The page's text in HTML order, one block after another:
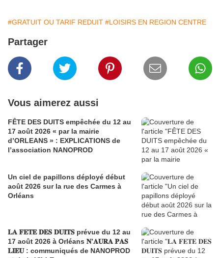
#GRATUIT OU TARIF REDUIT #LOISIRS EN REGION CENTRE
Partager
Vous aimerez aussi
FÊTE DES DUITS empêchée du 12 au
17 août 2026 « par la mairie
d’ORLEANS » : EXPLICATIONS de
l’association NANOPROD
Un ciel de papillons déployé début
août 2026 sur la rue des Carmes à
Orléans
𝐋𝐀 𝐅𝐄𝐓𝐄 𝐃𝐄𝐒 𝐃𝐔𝐈𝐓𝐒 prévue du 12 au
17 août 2026 à Orléans 𝐍’𝐀𝐔𝐑𝐀 𝐏𝐀𝐒
𝐋𝐈𝐄𝐔 : communiqués de NANOPROD